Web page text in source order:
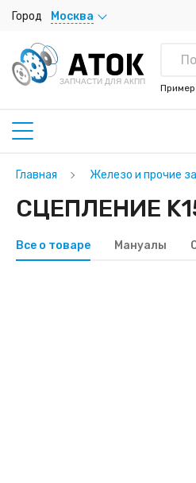
Город Москва
ЗАПЧАСТИ ДЛЯ АКПП
Пример
Главная Железо и прочие
СЦЕПЛЕНИE
Все о товаре Мануалы